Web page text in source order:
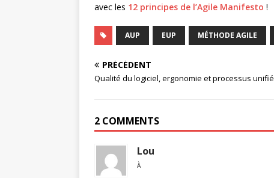
avec les 12 principes de l’Agile Manifesto !
AUP EUP MÉTHODE AGILE
PRÉCÉDENT
Qualité du logiciel, ergonomie et processus unifié
2 COMMENTS
Lou
À